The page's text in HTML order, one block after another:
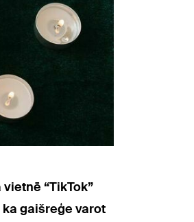
“TikTok”
gaišreģe varot